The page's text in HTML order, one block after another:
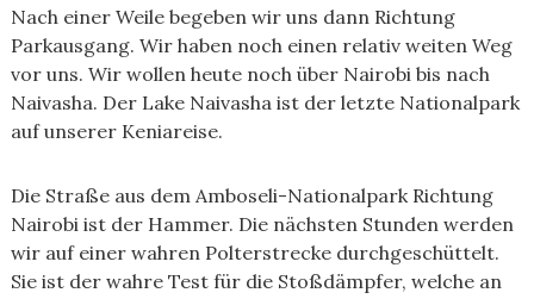
Nach einer Weile begeben wir uns dann Richtung
Parkausgang. Wir haben noch einen relativ weiten Weg
vor uns. Wir wollen heute noch über Nairobi bis nach
Naivasha. Der Lake Naivasha ist der letzte Nationalpark
auf unserer Keniareise.
Die Straße aus dem Amboseli-Nationalpark Richtung
Nairobi ist der Hammer. Die nächsten Stunden werden
wir auf einer wahren Polterstrecke durchgeschüttelt.
Sie ist der wahre Test für die Stoßdämpfer, welche an